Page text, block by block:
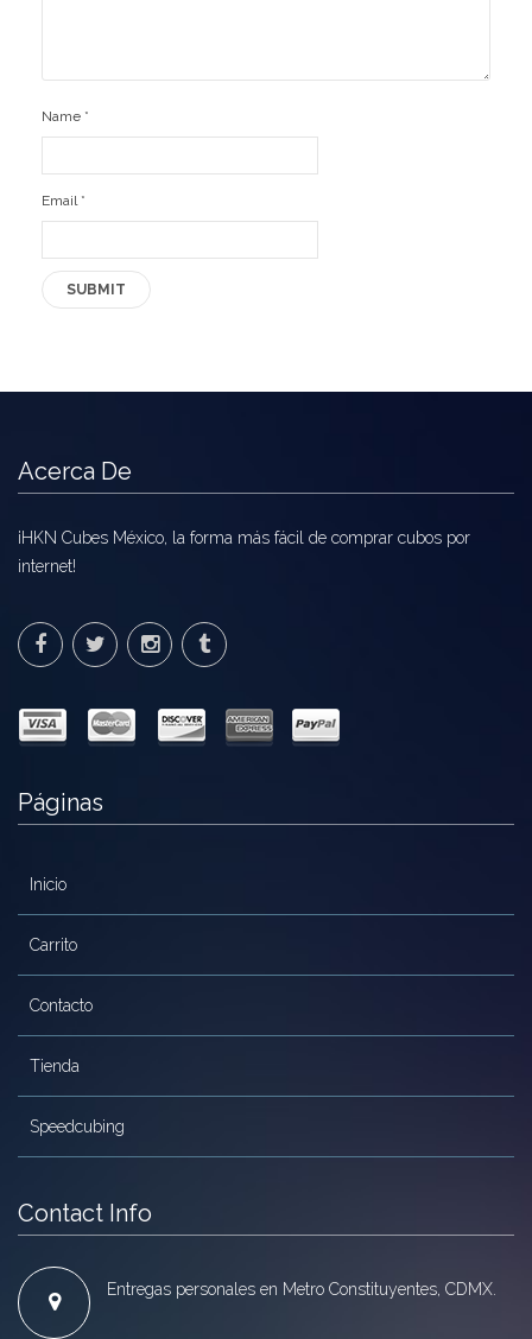
Z-Cube
Mods
Speedcubing
Ofertas
Name *
Email *
Acerca De
¡HKN Cubes México, la forma más fácil de comprar cubos por
internet!
Páginas
Inicio
Carrito
Contacto
Tienda
Speedcubing
Contact Info
Entregas personales en Metro Constituyentes, CDMX.